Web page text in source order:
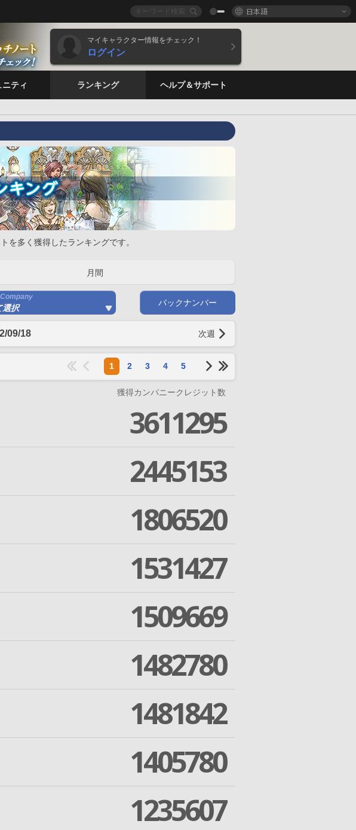
日本語
マイキャラクター情報をチェック！
ログイン
ニティ ランキング ヘルプ＆サポート
を多く獲得したランキングです。
月間
選択
バックナンバー
09/18 次週
1 2 3 4 5
獲得カンパニークレジット数
3611295
2445153
1806520
1531427
1509669
1482780
1481842
1405780
1235607